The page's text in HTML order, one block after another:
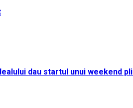
dau startul unui weekend